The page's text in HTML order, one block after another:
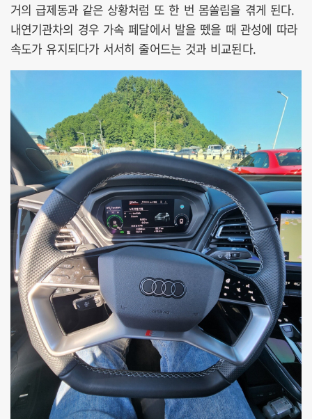
거의 급제동과 같은 상황처럼 또 한 번 몸쏠림을 겪게 된다.
내연기관차의 경우 가속 페달에서 발을 뗐을 때 관성에 따라
속도가 유지되다가 서서히 줄어드는 것과 비교된다.